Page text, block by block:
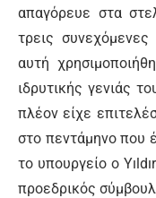
απαγόρευε στα
τρεις
αυτή
ιδρυτικής γενιάς
πλέον είχε
στο πεντάμηνο που
το υπουργείο ο
προεδρικός